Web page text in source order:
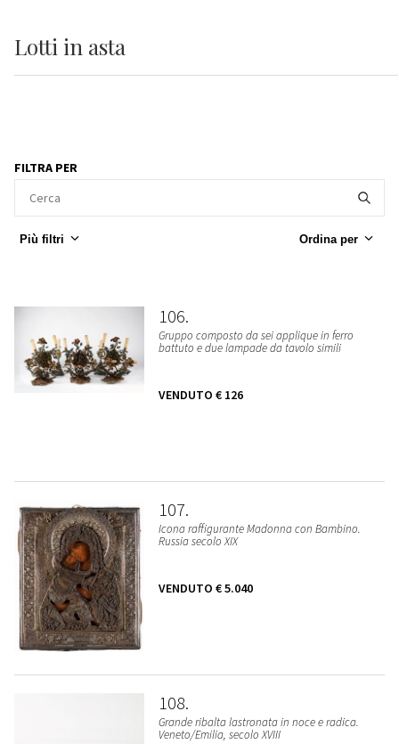
Lotti in asta
FILTRA PER
Più filtri Ordina per
106
Gruppo composto da sei applique in ferro
battuto e due lampade da tavolo simili
VENDUTO € 126
107
Icona raffigurante Madonna con Bambino.
Russia secolo XIX
VENDUTO € 5.040
108
Grande ribalta lastronata in noce e radica.
Veneto/Emilia, secolo XVIII